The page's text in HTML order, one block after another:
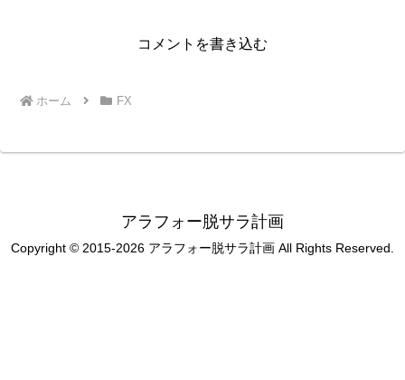
コメントを書き込む
ホーム FX
アラフォー脱サラ計画
Copyright © 2015-2026 アラフォー脱サラ計画 All Rights Reserved.